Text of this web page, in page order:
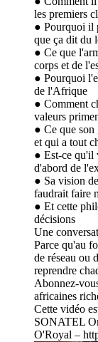
les premiers
● Pourquoi il
que ça dit du
● Ce que
corps et de
● Pourquoi
de l'Afrique
● Comment
valeurs
● Ce que
et qui a tout
● Est-ce qu'il
d'abord de
● Sa vision
faudrait faire
● Et cette
décisions
Une
Parce qu'au
de réseau ou
reprendre
Abonnez-
africaines
Cette vidéo
SONATEL
O'Royal –